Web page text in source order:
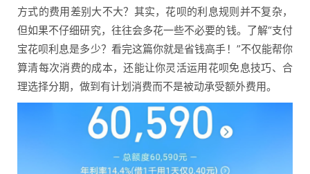
方式的费用差别大不大？其实，花呗的利息规则并不复杂，
但如果不仔细研究，往往会多花一些不必要的钱。了解“支付
宝花呗利息是多少？看完这篇你就是省钱高手！”不仅能帮你
算清每次消费的成本，还能让你灵活运用花呗免息技巧、合
理选择分期，做到有计划消费而不是被动承受额外费用。